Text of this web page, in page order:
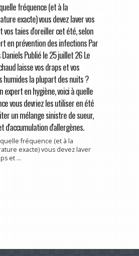
fréquence (et à la
exacte) vous devez laver vos
vos taies d'oreiller cet été, selon
en prévention des infections Par
Daniels Publié le 25 juillet 26 Le
laisse vos draps et vos
humides la plupart des nuits ?
expert en hygiène, voici à quelle
vous devriez les utiliser en été
un mélange sinistre de sueur,
d'accumulation d'allergènes.
fréquence (et à la
exacte) vous devez laver
et ...